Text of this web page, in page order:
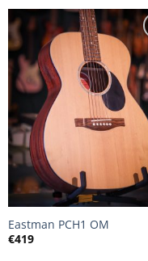
Eastman PCH1 OM
€419